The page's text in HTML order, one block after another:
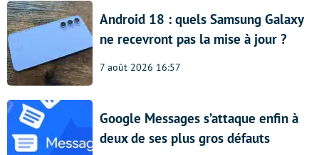
Android 18 : quels Samsung Galaxy
ne recevront pas la mise à jour ?
7 août 2026 16:57
Google Messages s’attaque enfin à
deux de ses plus gros défauts